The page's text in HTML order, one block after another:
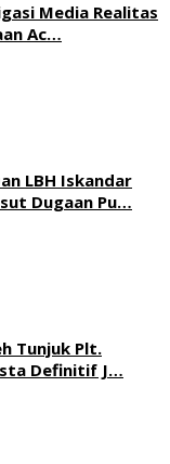
Media Realitas
Ac…
LBH Iskandar
Dugaan Pu…
Tunjuk Plt.
Definitif J…